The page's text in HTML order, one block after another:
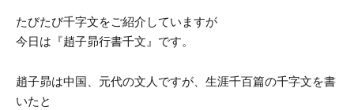
たびたび千字文をご紹介していますが
今日は『趙子昴行書千文』です。
趙子昴は中国、元代の文人ですが、生涯千百篇の千字文を書
いたと